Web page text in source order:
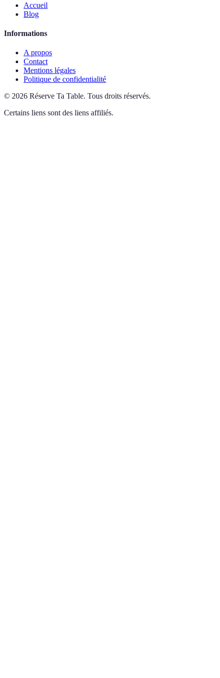
Accueil
Blog
Informations
A propos
Contact
Mentions légales
Politique de confidentialité
© 2026 Réserve Ta Table. Tous droits réservés.
Certains liens sont des liens affiliés.